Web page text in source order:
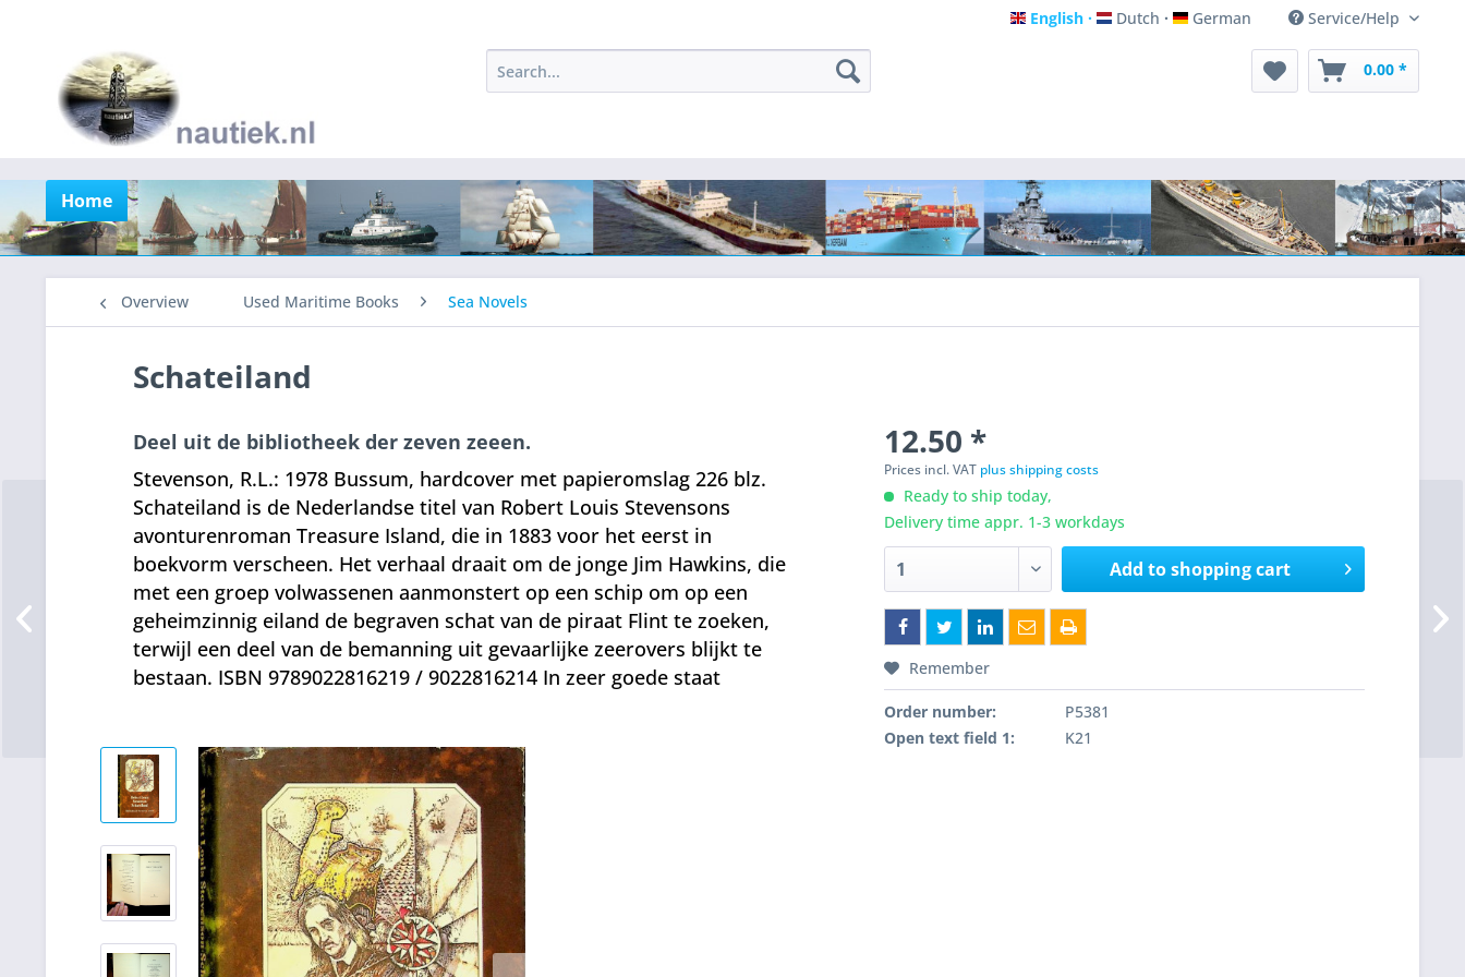
English
English Dutch
Dutch German
German Service/Help
0.00 *
Home
Overview Used Maritime Books Sea Novels
Schateiland
Deel uit de bibliotheek der zeven zeeen.
Stevenson, R.L.: 1978 Bussum, hardcover met papieromslag 226 blz.
Schateiland is de Nederlandse titel van Robert Louis Stevensons
avonturenroman Treasure Island, die in 1883 voor het eerst in
boekvorm verscheen. Het verhaal draait om de jonge Jim Hawkins, die
met een groep volwassenen aanmonstert op een schip om op een
geheimzinnig eiland de begraven schat van de piraat Flint te zoeken,
terwijl een deel van de bemanning uit gevaarlijke zeerovers blijkt te
bestaan. ISBN 9789022816219 / 9022816214 In zeer goede staat
12.50 *
Prices incl. VAT plus shipping costs
Ready to ship today,
Delivery time appr. 1-3 workdays
Add toshopping cart
Remember
Order number:
P5381
Open text field 1:
K21